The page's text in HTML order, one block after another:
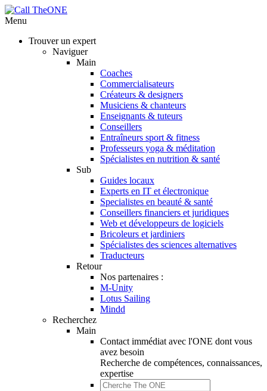
Menu
Trouver un expert
Naviguer
Main
Coaches
Commercialisateurs
Créateurs & designers
Musiciens & chanteurs
Enseignants & tuteurs
Conseillers
Entraîneurs sport & fitness
Professeurs yoga & méditation
Spécialistes en nutrition & santé
Sub
Guides locaux
Experts en IT et électronique
Specialistes en beauté & santé
Conseillers financiers et juridiques
Web et développeurs de logiciels
Bricoleurs et jardiniers
Spécialistes des sciences alternatives
Traducteurs
Retour
Nos partenaires :
M-Unity
Lotus Sailing
Mindd
Recherchez
Main
Contact immédiat avec l'ONE dont vous
avez besoin
Recherche de compétences, connaissances,
expertise